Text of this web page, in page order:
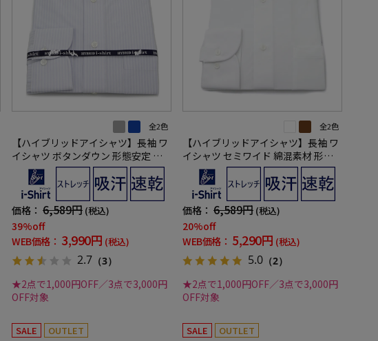
全2色
【ハイブリッドアイシャツ】長袖 ワ
イシャツ ボタンダウン 形態安定 ス
トレッチ ストライプ 通年
価格： 6,589円 (税込)
39%off
WEB価格： 3,990円 (税込)
2.7 （3）
★2点で1,000円OFF／3点で3,000円
OFF対象
全2色
【ハイブリッドアイシャツ】長袖 ワ
イシャツ セミワイド 綿混素材 形態
安定 無地 i-shirt 通年
価格： 6,589円 (税込)
20%off
WEB価格： 5,290円 (税込)
5.0 （2）
★2点で1,000円OFF／3点で3,000円
OFF対象
SALE OUTLET SALE OUTLET